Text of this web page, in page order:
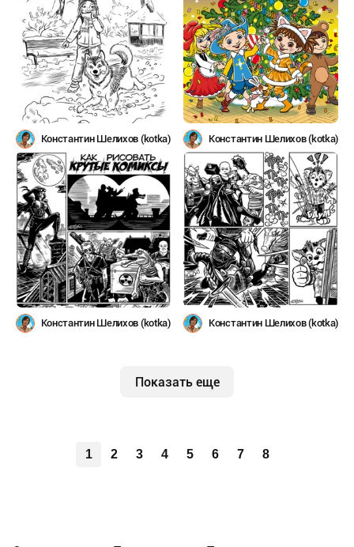
Константин Шелихов (kotka) Константин Шелихов (kotka)
Константин Шелихов (kotka) Константин Шелихов (kotka)
Показать еще
1 2 3 4 5 6 7 8